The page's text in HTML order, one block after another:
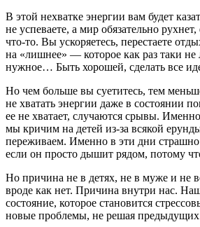
В этой нехватке энергии вам будет
не успеваете, а мир обязательно
что-то. Вы ускоряетесь, перестаете
на «лишнее» — которое как раз таки не
нужное… Быть хорошей, сделать все
Но чем больше вы суетитесь, тем
не хватать энергии даже в состоянии
ее не хватает, случаются срывы.
мы кричим на детей из-за всякой
переживаем. Именно в эти дни
если он просто дышит рядом, потому
Но причина не в детях, не в муже и не
вроде как нет. Причина внутри нас.
состояние, которое становится
новые проблемы, не решая